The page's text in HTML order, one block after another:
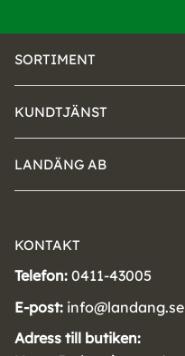
SORTIMENT
KUNDTJÄNST
LANDÄNG AB
KONTAKT
Telefon: 0411-43005
E-post: info@landang.se
Adress till butiken: